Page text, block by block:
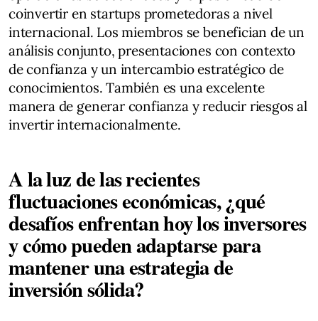
coinvertir en startups prometedoras a nivel
internacional. Los miembros se benefician de un
análisis conjunto, presentaciones con contexto
de confianza y un intercambio estratégico de
conocimientos. También es una excelente
manera de generar confianza y reducir riesgos al
invertir internacionalmente.
A la luz de las recientes
fluctuaciones económicas, ¿qué
desafíos enfrentan hoy los inversores
y cómo pueden adaptarse para
mantener una estrategia de
inversión sólida?